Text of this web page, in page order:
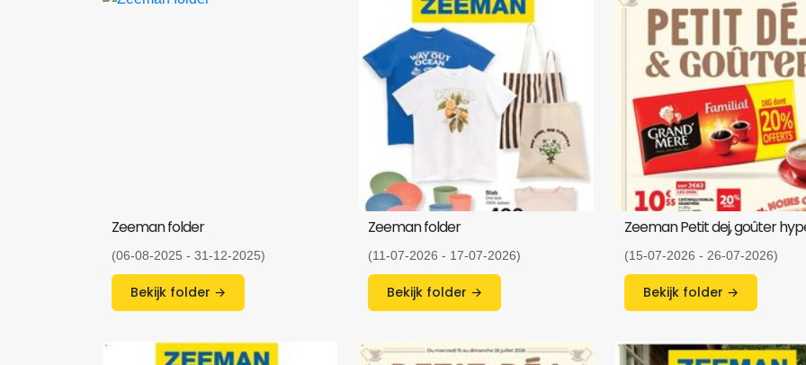
Zeeman folder
(06-08-2025 - 31-12-2025)
Bekijk folder →
Zeeman folder
(11-07-2026 - 17-07-2026)
Bekijk folder →
Zeeman Petit dej, goûter
(15-07-2026 - 26-07-2026)
Bekijk folder →